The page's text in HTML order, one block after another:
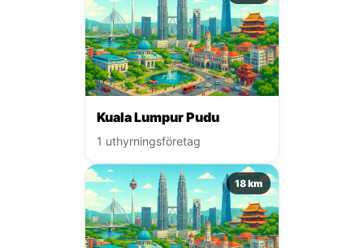
Kuala Lumpur Pudu
1 uthyrningsföretag
18 km